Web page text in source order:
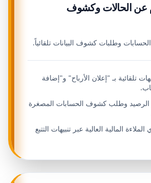
عن الحالات وكشوف
وطلبات كشوف البيانات تلقائياً.
تلقائية بـ "إعلان الأرباح" و"إضافة
الرصيد وطلب كشوف الحسابات المصغرة
المالية العالية عبر تنبيهات التتبع